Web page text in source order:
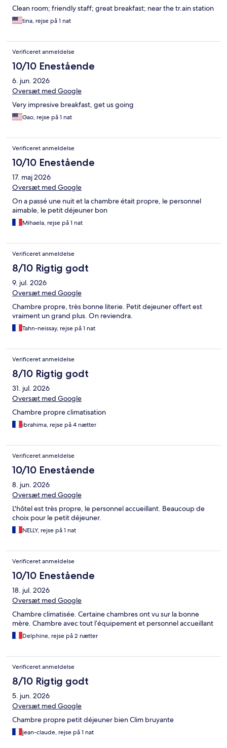
Clean room; friendly staff; great breakfast; near the tr.ain station
tina, rejse på 1 nat
Verificeret anmeldelse
10/10 Enestående
6. jun. 2026
Oversæt med Google
Very impresive breakfast, get us going
Gao, rejse på 1 nat
Verificeret anmeldelse
10/10 Enestående
17. maj 2026
Oversæt med Google
On a passé une nuit et la chambre était propre, le personnel
aimable, le petit déjeuner bon
Mihaela, rejse på 1 nat
Verificeret anmeldelse
8/10 Rigtig godt
9. jul. 2026
Oversæt med Google
Chambre propre, très bonne literie. Petit dejeuner offert est
vraiment un grand plus. On reviendra.
Tahn-neissay, rejse på 1 nat
Verificeret anmeldelse
8/10 Rigtig godt
31. jul. 2026
Oversæt med Google
Chambre propre climatisation
ibrahima, rejse på 4 nætter
Verificeret anmeldelse
10/10 Enestående
8. jun. 2026
Oversæt med Google
L'hôtel est très propre, le personnel accueillant. Beaucoup de
choix pour le petit déjeuner.
NELLY, rejse på 1 nat
Verificeret anmeldelse
10/10 Enestående
18. jul. 2026
Oversæt med Google
Chambre climatisée. Certaine chambres ont vu sur la bonne
mère. Chambre avec tout l’équipement et personnel accueillant
Delphine, rejse på 2 nætter
Verificeret anmeldelse
8/10 Rigtig godt
5. jun. 2026
Oversæt med Google
Chambre propre petit déjeuner bien Clim bruyante
jean-claude, rejse på 1 nat